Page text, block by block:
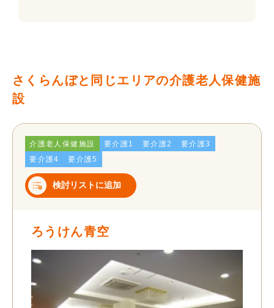
さくらんぼと同じエリアの介護老人保健施
設
介護老人保健施設 要介護1 要介護2
要介護3
要介護4
要介護5
検討リストに追加
ろうけん青空